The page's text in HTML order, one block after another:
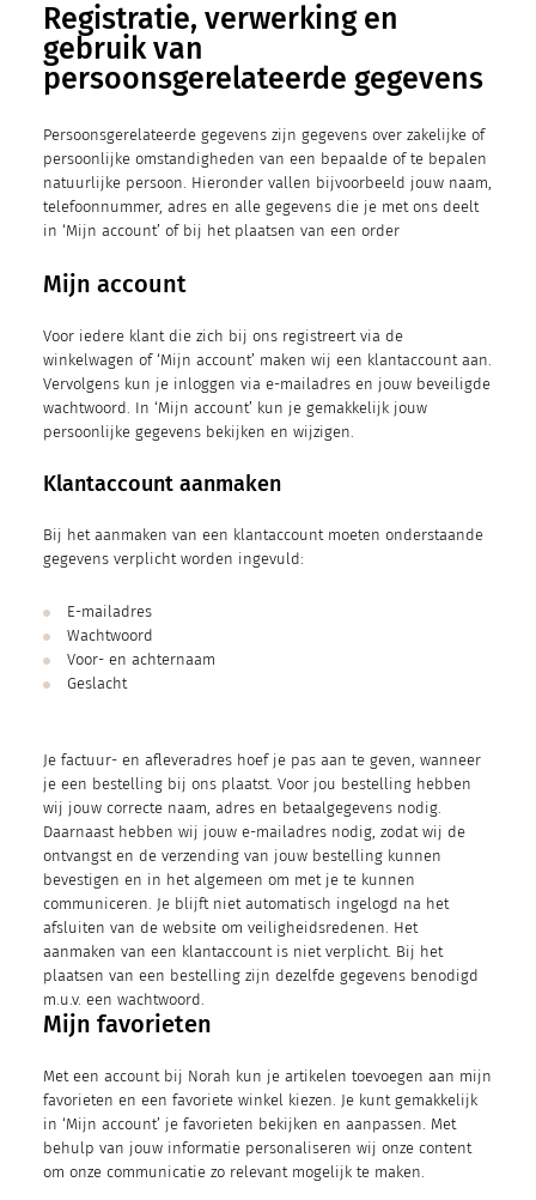
Registratie, verwerking en
gebruik van
persoonsgerelateerde gegevens
Persoonsgerelateerde gegevens zijn gegevens over zakelijke of
persoonlijke omstandigheden van een bepaalde of te bepalen
natuurlijke persoon. Hieronder vallen bijvoorbeeld jouw naam,
telefoonnummer, adres en alle gegevens die je met ons deelt
in ‘Mijn account’ of bij het plaatsen van een order
Mijn account
Voor iedere klant die zich bij ons registreert via de
winkelwagen of ‘Mijn account’ maken wij een klantaccount aan.
Vervolgens kun je inloggen via e-mailadres en jouw beveiligde
wachtwoord. In ‘Mijn account’ kun je gemakkelijk jouw
persoonlijke gegevens bekijken en wijzigen.
Klantaccount aanmaken
Bij het aanmaken van een klantaccount moeten onderstaande
gegevens verplicht worden ingevuld:
E-mailadres
Wachtwoord
Voor- en achternaam
Geslacht
Je factuur- en afleveradres hoef je pas aan te geven, wanneer
je een bestelling bij ons plaatst. Voor jou bestelling hebben
wij jouw correcte naam, adres en betaalgegevens nodig.
Daarnaast hebben wij jouw e-mailadres nodig, zodat wij de
ontvangst en de verzending van jouw bestelling kunnen
bevestigen en in het algemeen om met je te kunnen
communiceren. Je blijft niet automatisch ingelogd na het
afsluiten van de website om veiligheidsredenen. Het
aanmaken van een klantaccount is niet verplicht. Bij het
plaatsen van een bestelling zijn dezelfde gegevens benodigd
m.u.v. een wachtwoord.
Mijn favorieten
Met een account bij Norah kun je artikelen toevoegen aan mijn
favorieten en een favoriete winkel kiezen. Je kunt gemakkelijk
in ‘Mijn account’ je favorieten bekijken en aanpassen. Met
behulp van jouw informatie personaliseren wij onze content
om onze communicatie zo relevant mogelijk te maken.